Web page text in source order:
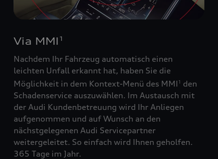
Via MMI 1
Nachdem Ihr Fahrzeug automatisch einen
leichten Unfall erkannt hat, haben Sie die
Möglichkeit in dem Kontext-Menü des MMI 1
den
Schadenservice auszuwählen. Im Austausch mit
der Audi Kundenbetreuung wird Ihr Anliegen
aufgenommen und auf Wunsch an den
nächstgelegenen Audi Servicepartner
weitergeleitet. So einfach wird Ihnen geholfen.
365 Tage im Jahr.